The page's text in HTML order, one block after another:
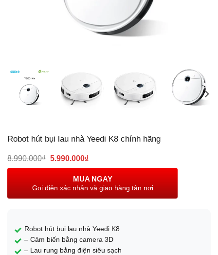
Robot hút bụi lau nhà Yeedi K8 chính hãng
8.990.000₫ Giá
8.990.000₫.
5.990.000₫Giá
là:
5.990.000₫.
MUA NGAY
Gọi điện xác nhận và giao hàng tận nơi
Robot hút bụi lau nhà Yeedi K8
– Cảm biến bằng camera 3D
– Lau rung bằng điện siêu sạch